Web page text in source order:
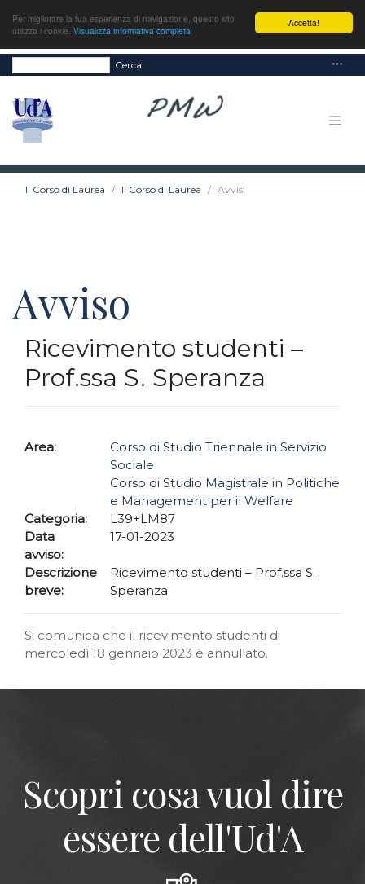
Accetta!
Per migliorare la tua esperienza di navigazione, questo sito
utilizza i cookie. Visualizza informativa completa
Cerca
Il Corso di Laurea Il Corso di Laurea Avvisi
Avviso
Ricevimento studenti –
Prof.ssa S. Speranza
Area:
Corso di Studio Triennale in Servizio
Sociale
Corso di Studio Magistrale in Politiche
e Management per il Welfare
Categoria:
L39+LM87
Data
avviso:
17-01-2023
Descrizione
breve:
Ricevimento studenti – Prof.ssa S.
Speranza
Si comunica che il ricevimento studenti di
mercoledì 18 gennaio 2023 è annullato.
Scopri cosa vuol dire
essere dell'Ud'A